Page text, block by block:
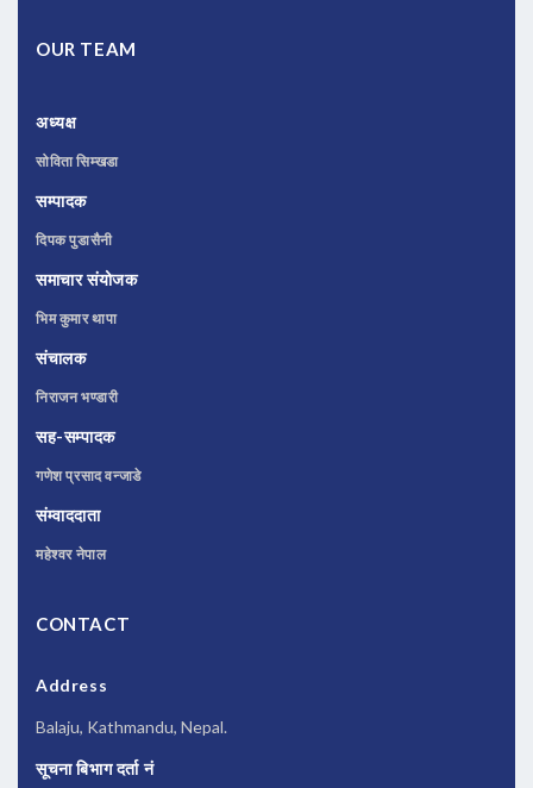
OUR TEAM
अध्यक्ष
सोविता सिम्खडा
सम्पादक
दिपक पुडासैनी
समाचार संयोजक
भिम कुमार थापा
संचालक
निराजन भण्डारी
सह-सम्पादक
गणेश प्रसाद वन्जाडे
संम्वाददाता
महेश्वर नेपाल
CONTACT
Address
Balaju, Kathmandu, Nepal.
सूचना बिभाग दर्ता नं